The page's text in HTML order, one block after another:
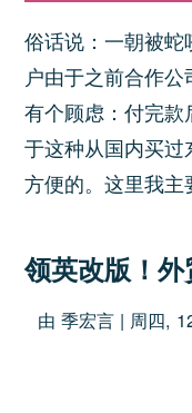
俗话说：一朝被
户由于之前合作
有个顾虑：付完
于这种从国内买
方便的。这里我主
领英改版！
由 季宏言| 周四,